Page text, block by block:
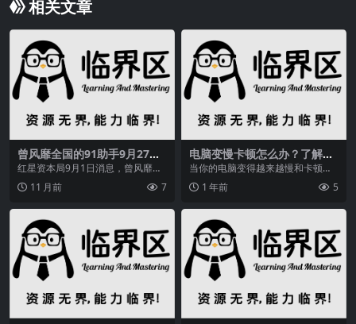
相关文章
曾风靡全国的91助手9月27日
停止服务，会员退费
红星资本局9月1日消息，曾风靡全
国的“手机必装软件”——91助手即
将退出历史舞台...
11 月前 7
电脑变慢卡顿怎么办？了解这
几点原因及解决方法很重要
当你的电脑变得越来越慢和卡顿
时，你会尝试很多方法来解决这个
问题。但是，有些解决方...
1 年前 5